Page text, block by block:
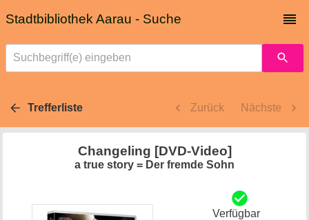
Stadtbibliothek Aarau - Suche
Suchbegriff(e) eingeben
Trefferliste Zurück Nächste
Changeling [DVD-Video]
a true story = Der fremde Sohn
Verfügbar